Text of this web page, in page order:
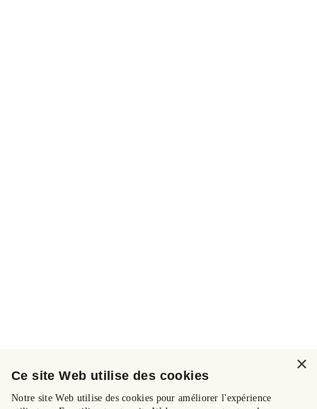
×
Ce site Web utilise des cookies
Notre site Web utilise des cookies pour améliorer l'expérience